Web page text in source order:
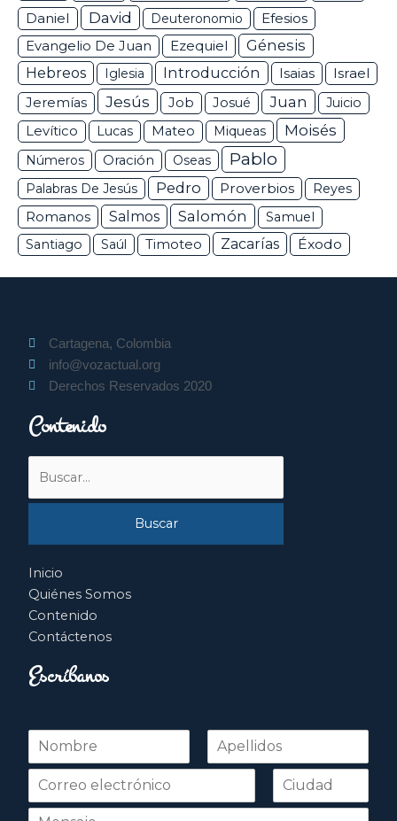
Daniel David Deuteronomio Efesios
Evangelio De Juan Ezequiel
Génesis
Hebreos
Iglesia Introducción Isaias Israel
Jeremías Jesús Job Josué Juan
Juicio
Levítico
Lucas Mateo Miqueas Moisés
Números Oración Oseas Pablo
Palabras De Jesús Pedro Proverbios Reyes
Romanos Salmos Salomón
Samuel
Santiago
Saúl Timoteo Zacarías Éxodo
Cartagena, Colombia
info@vozactual.org
Derechos Reservados 2020
Contenido
por:
Inicio
Quiénes Somos
Contenido
Contáctenos
Escríbanos
N
m
r
Nombre Apellidos